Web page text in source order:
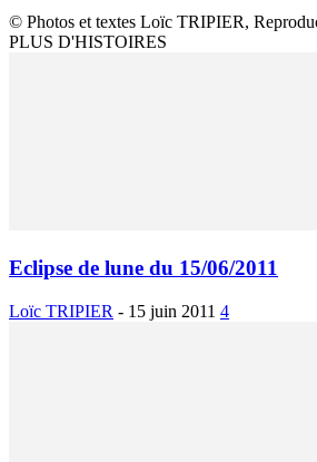
© Photos et textes Loïc TRIPIER,
PLUS D'HISTOIRES
Eclipse de lune du 15/06/2011
Loïc TRIPIER - 15 juin 2011 4